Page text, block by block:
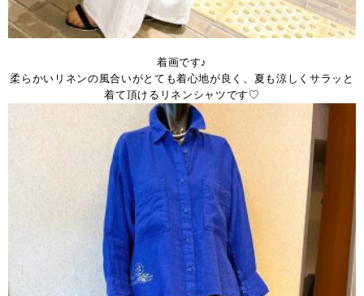
着画です♪
柔らかいリネンの風合いがとても着心地が良く、夏も涼しくサラッと
着て頂けるリネンシャツです♡